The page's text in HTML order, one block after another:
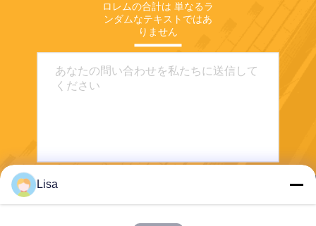
ロレムの合計は 単なるラ
ンダムなテキストではあ
りません
Lisa